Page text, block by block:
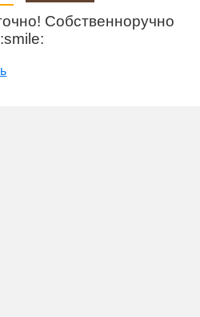
Собственноручно